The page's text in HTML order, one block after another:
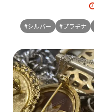
#シルバー #プラチナ